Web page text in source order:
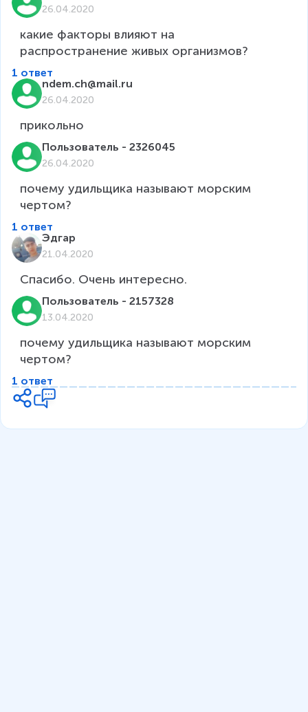
26.04.2020
какие факторы влияют на
распространение живых организмов?
1 ответ
ndem.ch@mail.ru
26.04.2020
Пользователь - 2326045
26.04.2020
почему удильщика называют морским
чертом?
1 ответ
Эдгар
21.04.2020
Спасибо. Очень интересно.
Пользователь - 2157328
13.04.2020
почему удильщика называют морским
чертом?
1 ответ